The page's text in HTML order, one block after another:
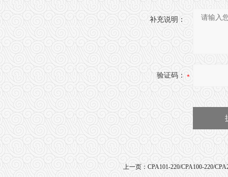
补充说明：
验证码：
上一页： CPA101-220/CPA100-220/